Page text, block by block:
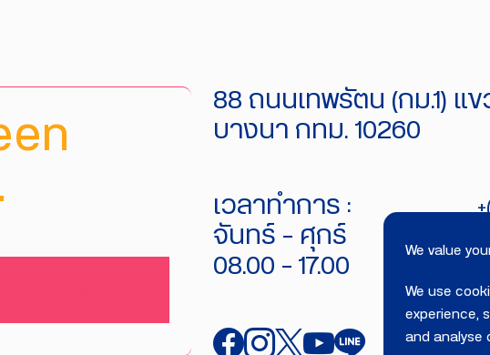
We value
We use
experience,
and analyse
88 ถนนเทพรัตน (กม.1) แข
บางนา กทม. 10260
เวลาทำการ :
จันทร์ - ศุกร์
08.00 - 17.00